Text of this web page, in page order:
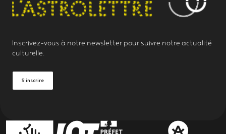
Inscrivez-vous à notre newsletter pour suivre notre actualité
culturelle.
S'inscrire
PARTENAIRES